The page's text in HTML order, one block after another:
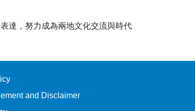
達，努力成為兩地文化交流與時代
and Disclaimer